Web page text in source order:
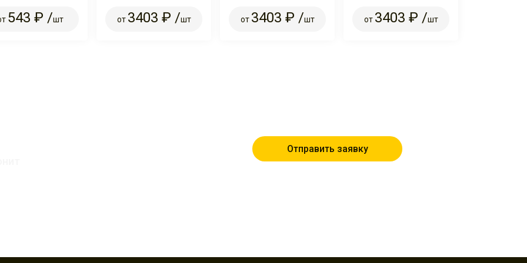
543 ₽ /шт от 3403 ₽ /шт от 3403 ₽ /шт от 3403 ₽ /шт
Отправить заявку